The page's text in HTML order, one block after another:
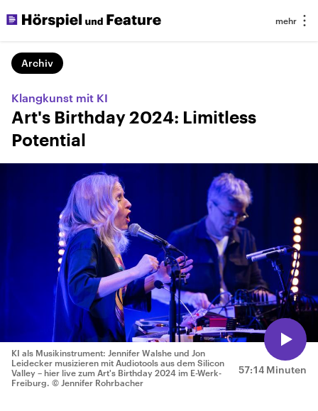
Archiv
Klangkunst mit KI
Art's Birthday 2024: Limitless
Potential
57:14 Minuten
KI als Musikinstrument: Jennifer Walshe und Jon
Leidecker musizieren mit Audiotools aus dem Silicon
Valley – hier live zum Art's Birthday 2024 im E-Werk-
Freiburg. © Jennifer Rohrbacher